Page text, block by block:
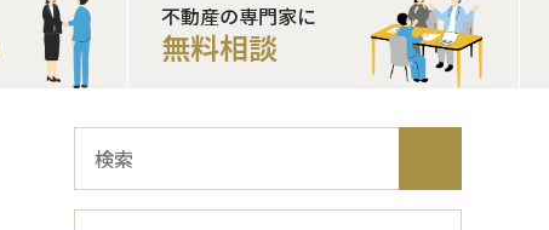
不動産の専門家に
無料相談
索